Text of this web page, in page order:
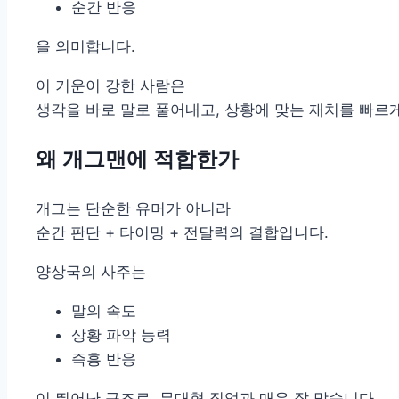
순간 반응
을 의미합니다.
이 기운이 강한 사람은
생각을 바로 말로 풀어내고, 상황에 맞는 재치를 빠르
왜 개그맨에 적합한가
개그는 단순한 유머가 아니라
순간 판단 + 타이밍 + 전달력의 결합입니다.
양상국의 사주는
말의 속도
상황 파악 능력
즉흥 반응